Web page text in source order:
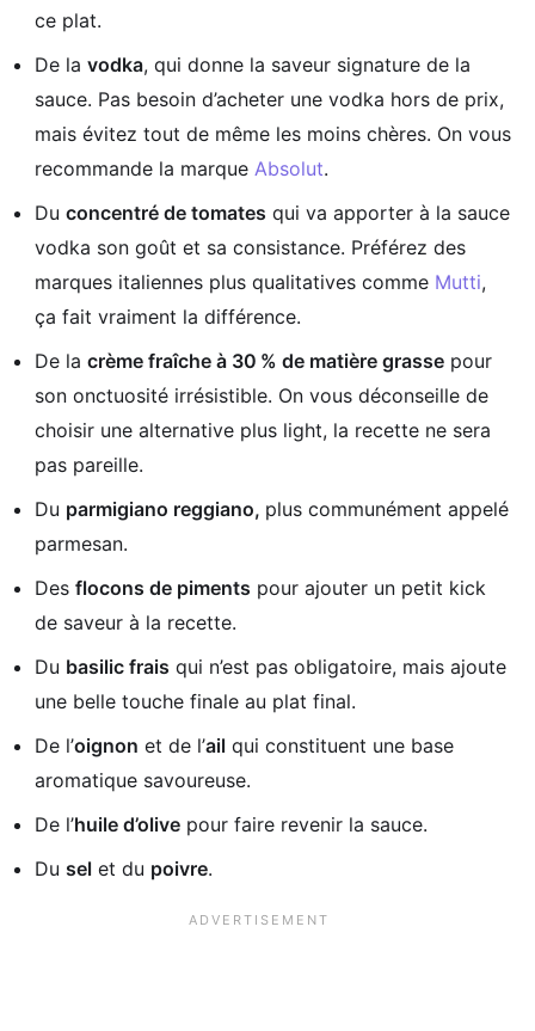
ce plat.
De la vodka, qui donne la saveur signature de la
sauce. Pas besoin d’acheter une vodka hors de prix,
mais évitez tout de même les moins chères. On vous
recommande la marque Absolut.
Du concentré de tomates qui va apporter à la sauce
vodka son goût et sa consistance. Préférez des
marques italiennes plus qualitatives comme Mutti,
ça fait vraiment la différence.
De la crème fraîche à 30 % de matière grasse pour
son onctuosité irrésistible. On vous déconseille de
choisir une alternative plus light, la recette ne sera
pas pareille.
Du parmigiano reggiano, plus communément appelé
parmesan.
Des flocons de piments pour ajouter un petit kick
de saveur à la recette.
Du basilic frais qui n’est pas obligatoire, mais ajoute
une belle touche finale au plat final.
De l’oignon et de l’ail qui constituent une base
aromatique savoureuse.
De l’huile d’olive pour faire revenir la sauce.
Du sel et du poivre.